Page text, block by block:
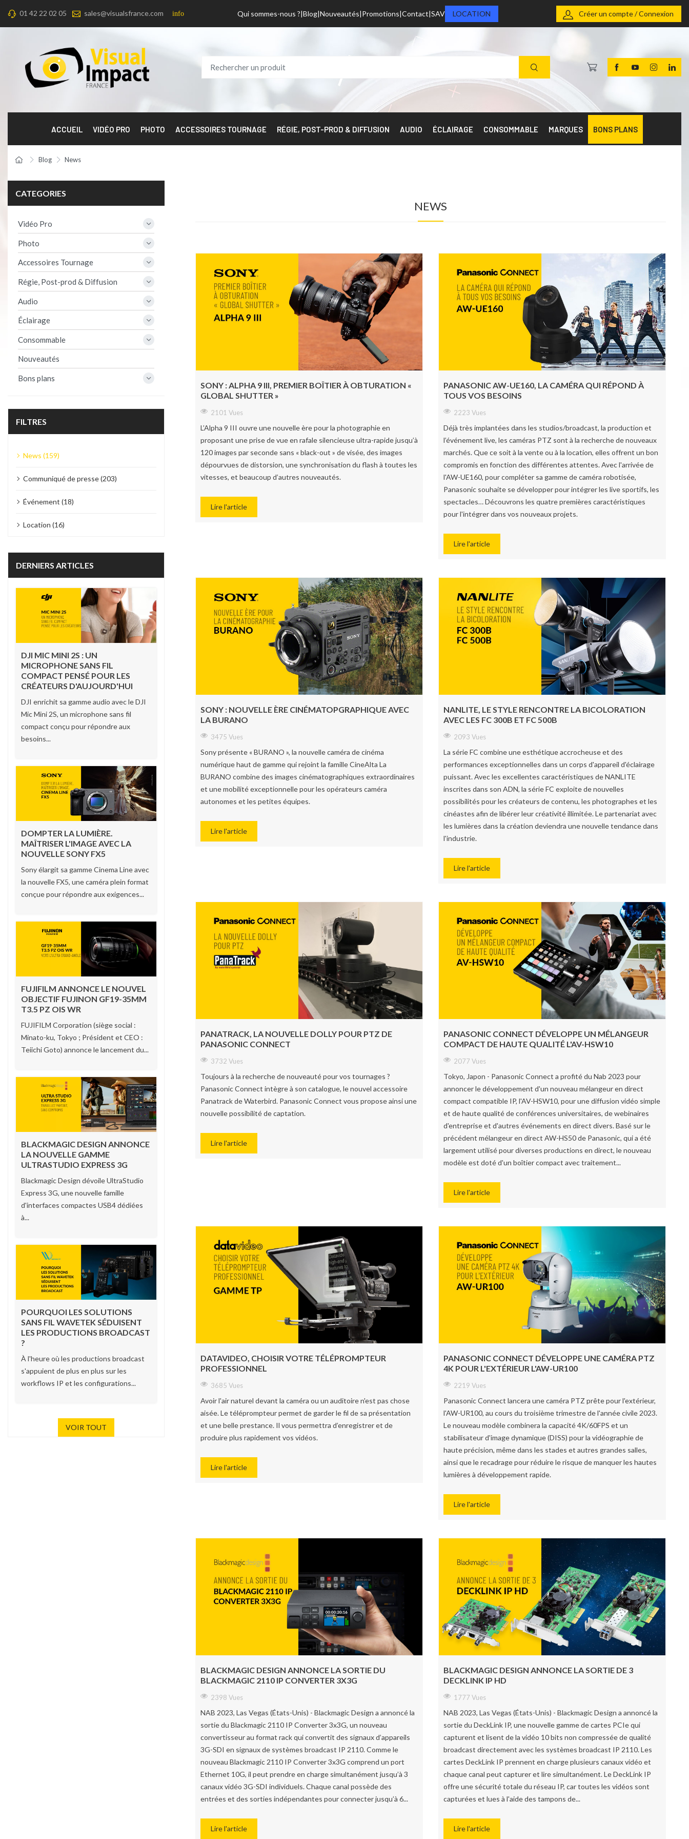
01 42 22 02 05 sales@visualsfrance.com info Qui sommes-nous ? Blog Nouveautés Promotions Contact SAV LOCATION Créer un compte / Connexion
ACCUEIL VIDÉO PRO PHOTO ACCESSOIRES TOURNAGE RÉGIE, POST-PROD & DIFFUSION AUDIO ÉCLAIRAGE CONSOMMABLE MARQUES BONS PLANS
Blog News
CATEGORIES
Vidéo Pro
Photo
Accessoires Tournage
Régie, Post-prod & Diffusion
Audio
Éclairage
Consommable
Nouveautés
Bons plans
FILTRES
News (159)
Communiqué de presse (203)
Événement (18)
Location (16)
DERNIERS ARTICLES
DJI MIC MINI 2S : UN
MICROPHONE SANS FIL
COMPACT PENSÉ POUR LES
CRÉATEURS D'AUJOURD'HUI
DJI enrichit sa gamme audio avec le DJI
Mic Mini 2S, un microphone sans fil
compact conçu pour répondre aux
besoins...
DOMPTER LA LUMIÈRE.
MAÎTRISER L'IMAGE AVEC LA
NOUVELLE SONY FX5
Sony élargit sa gamme Cinema Line avec
la nouvelle FX5, une caméra plein format
conçue pour répondre aux exigences...
FUJIFILM ANNONCE LE NOUVEL
OBJECTIF FUJINON GF19-35MM
T3.5 PZ OIS WR
FUJIFILM Corporation (siège social :
Minato-ku, Tokyo ; Président et CEO :
Teiichi Goto) annonce le lancement du...
BLACKMAGIC DESIGN ANNONCE
LA NOUVELLE GAMME
ULTRASTUDIO EXPRESS 3G
Blackmagic Design dévoile UltraStudio
Express 3G, une nouvelle famille
d'interfaces compactes USB4 dédiées
à...
POURQUOI LES SOLUTIONS
SANS FIL WAVETEK SÉDUISENT
LES PRODUCTIONS BROADCAST
?
À l'heure où les productions broadcast
s'appuient de plus en plus sur les
workflows IP et les configurations...
VOIR TOUT
NEWS
SONY : ALPHA 9 III, PREMIER BOÎTIER À OBTURATION «
GLOBAL SHUTTER »
2101 Vues
L’Alpha 9 III ouvre une nouvelle ère pour la photographie en
proposant une prise de vue en rafale silencieuse ultra-rapide jusqu’à
120 images par seconde sans « black-out » de visée, des images
dépourvues de distorsion, une synchronisation du flash à toutes les
vitesses, et beaucoup d’autres nouveautés.
Lire l'article
PANASONIC AW-UE160, LA CAMÉRA QUI RÉPOND À
TOUS VOS BESOINS
2223 Vues
Déjà très implantées dans les studios/broadcast, la production et
l’événement live, les caméras PTZ sont à la recherche de nouveaux
marchés. Que ce soit à la vente ou à la location, elles offrent un bon
compromis en fonction des différentes attentes. Avec l'arrivée de
l'AW-UE160, pour compléter sa gamme de caméra robotisée,
Panasonic souhaite se développer pour intégrer les live sportifs, les
spectacles… Découvrons les quatre premières caractéristiques
pour l'intégrer dans vos nouveaux projets.
Lire l'article
SONY : NOUVELLE ÈRE CINÉMATOPGRAPHIQUE AVEC
LA BURANO
3475 Vues
Sony présente « BURANO », la nouvelle caméra de cinéma
numérique haut de gamme qui rejoint la famille CineAlta La
BURANO combine des images cinématographiques extraordinaires
et une mobilité exceptionnelle pour les opérateurs caméra
autonomes et les petites équipes.
Lire l'article
NANLITE, LE STYLE RENCONTRE LA BICOLORATION
AVEC LES FC 300B ET FC 500B
2093 Vues
La série FC combine une esthétique accrocheuse et des
performances exceptionnelles dans un corps d'appareil d'éclairage
puissant. Avec les excellentes caractéristiques de NANLITE
inscrites dans son ADN, la série FC exploite de nouvelles
possibilités pour les créateurs de contenu, les photographes et les
cinéastes afin de libérer leur créativité illimitée. Le partenariat avec
les lumières dans la création deviendra une nouvelle tendance dans
l'industrie.
Lire l'article
PANATRACK, LA NOUVELLE DOLLY POUR PTZ DE
PANASONIC CONNECT
3732 Vues
Toujours à la recherche de nouveauté pour vos tournages ?
Panasonic Connect intègre à son catalogue, le nouvel accessoire
Panatrack de Waterbird. Panasonic Connect vous propose ainsi une
nouvelle possibilité de captation.
Lire l'article
PANASONIC CONNECT DÉVELOPPE UN MÉLANGEUR
COMPACT DE HAUTE QUALITÉ L'AV-HSW10
2077 Vues
Tokyo, Japon - Panasonic Connect a profité du Nab 2023 pour
annoncer le développement d'un nouveau mélangeur en direct
compact compatible IP, l'AV-HSW10, pour une diffusion vidéo simple
et de haute qualité de conférences universitaires, de webinaires
d'entreprise et d'autres événements en direct divers. Basé sur le
précédent mélangeur en direct AW-HS50 de Panasonic, qui a été
largement utilisé pour diverses productions en direct, le nouveau
modèle est doté d'un boîtier compact avec traitement...
Lire l'article
DATAVIDEO, CHOISIR VOTRE TÉLÉPROMPTEUR
PROFESSIONNEL
3685 Vues
Avoir l'air naturel devant la caméra ou un auditoire n'est pas chose
aisée. Le téléprompteur permet de garder le fil de sa présentation
et une belle prestance. Il vous permettra d’enregistrer et de
produire plus rapidement vos vidéos.
Lire l'article
PANASONIC CONNECT DÉVELOPPE UNE CAMÉRA PTZ
4K POUR L'EXTÉRIEUR L'AW-UR100
2219 Vues
Panasonic Connect lancera une caméra PTZ prête pour l'extérieur,
l'AW-UR100, au cours du troisième trimestre de l'année civile 2023.
Le nouveau modèle combinera la capacité 4K/60FPS et un
stabilisateur d'image dynamique (DISS) pour la vidéographie de
haute précision, même dans les stades et autres grandes salles,
ainsi que le recadrage pour réduire le risque de manquer les hautes
lumières à développement rapide.
Lire l'article
BLACKMAGIC DESIGN ANNONCE LA SORTIE DU
BLACKMAGIC 2110 IP CONVERTER 3X3G
2398 Vues
NAB 2023, Las Vegas (États-Unis) - Blackmagic Design a annoncé la
sortie du Blackmagic 2110 IP Converter 3x3G, un nouveau
convertisseur au format rack qui convertit des signaux d’appareils
3G-SDI en signaux de systèmes broadcast IP 2110. Comme le
nouveau Blackmagic 2110 IP Converter 3x3G comprend un port
Ethernet 10G, il peut prendre en charge simultanément jusqu’à 3
canaux vidéo 3G-SDI individuels. Chaque canal possède des
entrées et des sorties indépendantes pour connecter jusqu’à 6...
Lire l'article
BLACKMAGIC DESIGN ANNONCE LA SORTIE DE 3
DECKLINK IP HD
1777 Vues
NAB 2023, Las Vegas (États-Unis) - Blackmagic Design a annoncé la
sortie du DeckLink IP, une nouvelle gamme de cartes PCIe qui
capturent et lisent de la vidéo 10 bits non compressée de qualité
broadcast directement avec les systèmes broadcast IP 2110. Les
cartes DeckLink IP prennent en charge plusieurs canaux vidéo et
chaque canal peut capturer et lire simultanément. Le DeckLink IP
offre une sécurité totale du réseau IP, car toutes les vidéos sont
capturées et lues à l'aide des tampons de...
Lire l'article